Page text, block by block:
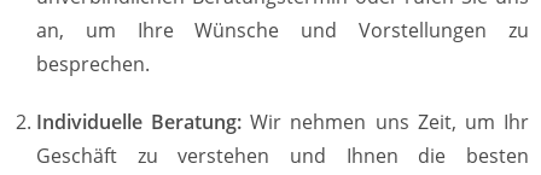
an, um Ihre Wünsche und Vorstellungen zu
besprechen.
Individuelle Beratung: Wir nehmen uns Zeit, um Ihr
Geschäft zu verstehen und Ihnen die besten